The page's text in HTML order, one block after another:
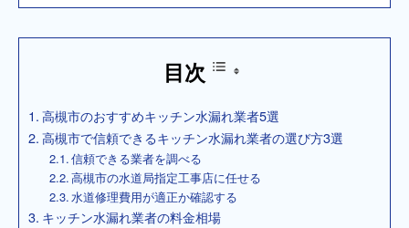
目次
高槻市のおすすめキッチン水漏れ業者5選
高槻市で信頼できるキッチン水漏れ業者の選び方3選
信頼できる業者を調べる
高槻市の水道局指定工事店に任せる
水道修理費用が適正か確認する
キッチン水漏れ業者の料金相場